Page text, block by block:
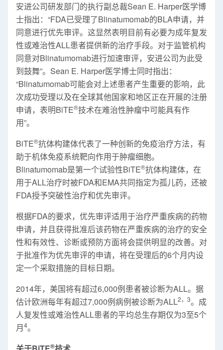
安进公司研发部门的执行副总裁Sean E. Harper医学博
士指出：“FDA已受理了Blinatumomab的BLA申请，并
同意进行优先审评。这显然表明目前有必要为成年复发
性或难治性ALL患者提供新的治疗手段。对于监管机构
同意对Blinatumomab进行加速审评，安进公司为此受
到鼓舞”。Sean E. Harper医学博士同时指出：
“Blinatumomab可能会对上述患者产生重要的影响，此
次成功受理以及在全球其他国家和地区正在开展的注册
申请，表明BiTE®技术在难治性肿瘤中可能具有作
用”。
BiTE®抗体构建体代表了一种创新的免疫治疗方法，有
助于机体免疫系统靶向作用于肿瘤细胞。
Blinatumomab是第一个试验性BiTE®抗体构建体，在
用于ALL治疗时被FDA和EMA共同指定为孤儿药，还被
FDA授予突破性治疗和优先审评。
根据FDA的要求，优先审评适用于治疗严重疾病的药物
申请，并且获得批准后该药物在严重疾病的治疗的安全
性和有效性、诊断或预防方面将会提供明显的改善。对
于批准作为优先审评的申请，将在受理后的6个月内设
定一个采取措施的目标日期。
2014年，美国将有超过6,000例患者被诊断为ALL。据
估计欧洲每年有超过7,000例病例被诊断为ALL2，3。成
人复发性或难治性ALL患者的平均总生存期仅为3至5个
月4。
®